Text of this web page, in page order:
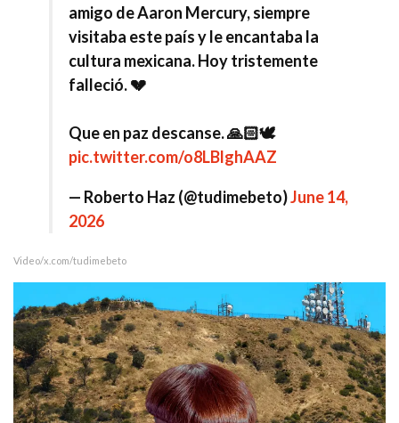
amigo de Aaron Mercury, siempre
visitaba este país y le encantaba la
cultura mexicana. Hoy tristemente
falleció. 💔
Que en paz descanse. 🙏🏻🕊️
pic.twitter.com/o8LBlghAAZ
— Roberto Haz (@tudimebeto)June 14,
2026
Video/x.com/tudimebeto